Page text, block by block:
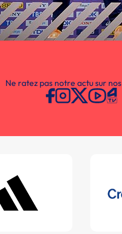
Ne ratez pas notre actu sur